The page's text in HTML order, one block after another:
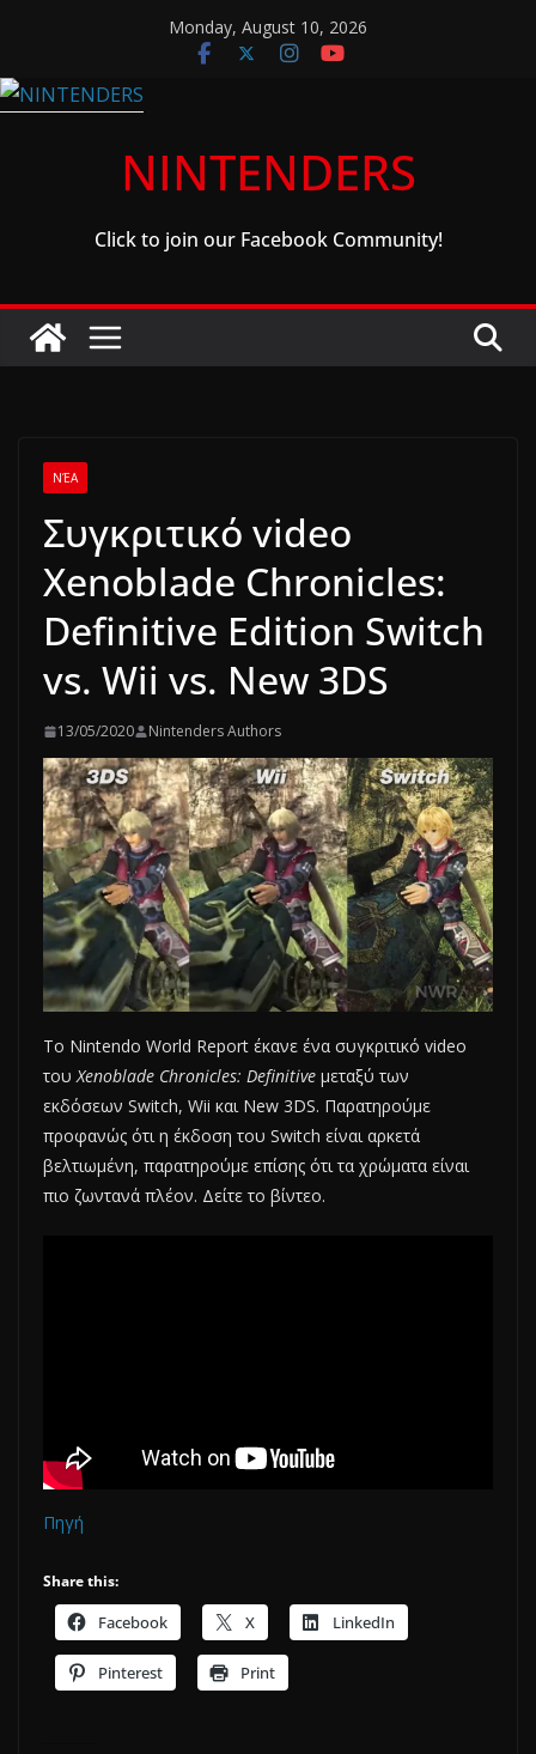
content
Monday, August 10, 2026
NINTENDERS
Click to join our Facebook Community!
ΝΈΑ
Συγκριτικό video
Xenoblade Chronicles:
Definitive Edition Switch
vs. Wii vs. New 3DS
13/05/2020 Nintenders Authors
Το Nintendo World Report έκανε ένα συγκριτικό video
του Xenoblade Chronicles: Definitive μεταξύ των
εκδόσεων Switch, Wii και New 3DS. Παρατηρούμε
προφανώς ότι η έκδοση του Switch είναι αρκετά
βελτιωμένη, παρατηρούμε επίσης ότι τα χρώματα είναι
πιο ζωντανά πλέον. Δείτε το βίντεο.
Πηγή
Share this:
Facebook X LinkedIn
Pinterest Print